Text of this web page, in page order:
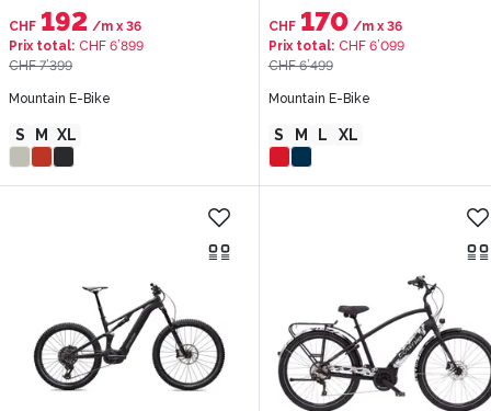
CHF 192 /m x 36
Prix total: CHF 6’899
CHF 7’399
Mountain E-Bike
S M XL
CHF 170 /mx 36
Prix total: CHF 6’099
CHF 6’499
Mountain E-Bike
S M L XL